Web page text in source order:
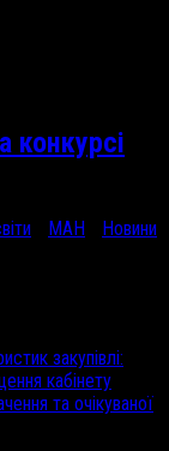
конкурсі
МАН
Новини